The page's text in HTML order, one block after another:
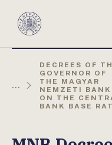
Magyar
...
DECREES OF
GOVERNOR OF
THE MAGYAR
NEMZETI BANK
ON THE
BANK BASE